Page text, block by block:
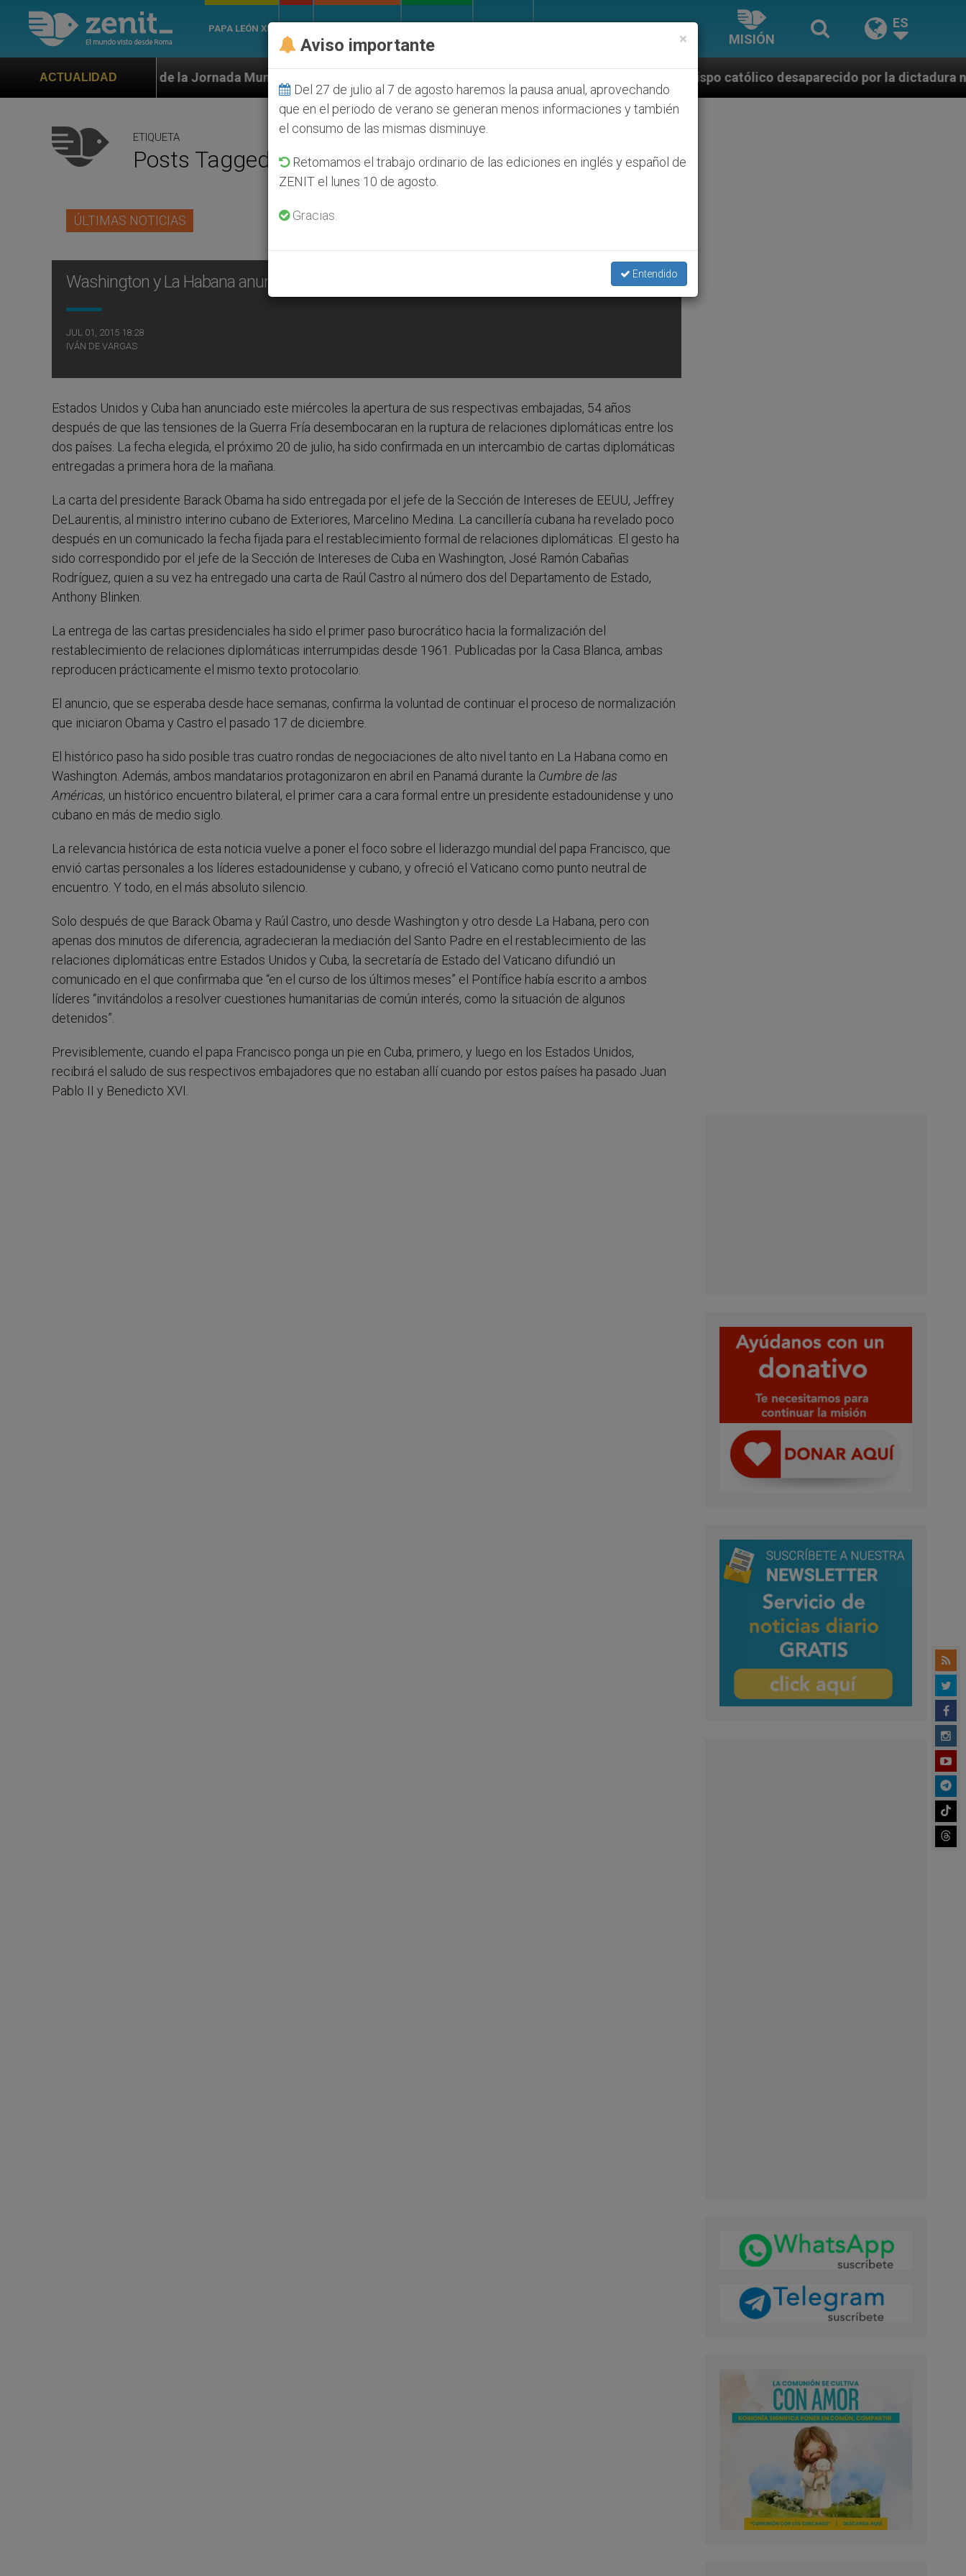
PAPA LEÓN XIV
MISIÓN
ES
ACTUALIDAD
de la Jornada Mundial de la Juventud Seúl 2027 ONU se pronuncia ante caso de obispo católico desaparecido por la dictadura nicaragüense
ETIQUETA
Posts Tagged ‘restablecimiento’
ÚLTIMAS NOTICIAS
Washington y La Habana anuncian la apertura de sus respectivas embajadas
JUL 01, 2015 18:28
IVÁN DE VARGAS
Estados Unidos y Cuba han anunciado este miércoles la apertura de sus respectivas embajadas, 54 años
después de que las tensiones de la Guerra Fría desembocaran en la ruptura de relaciones diplomáticas entre los
dos países. La fecha elegida, el próximo 20 de julio, ha sido confirmada en un intercambio de cartas diplomáticas
entregadas a primera hora de la mañana.
La carta del presidente Barack Obama ha sido entregada por el jefe de la Sección de Intereses de EEUU, Jeffrey
DeLaurentis, al ministro interino cubano de Exteriores, Marcelino Medina. La cancillería cubana ha revelado poco
después en un comunicado la fecha fijada para el restablecimiento formal de relaciones diplomáticas. El gesto ha
sido correspondido por el jefe de la Sección de Intereses de Cuba en Washington, José Ramón Cabañas
Rodríguez, quien a su vez ha entregado una carta de Raúl Castro al número dos del Departamento de Estado,
Anthony Blinken.
La entrega de las cartas presidenciales ha sido el primer paso burocrático hacia la formalización del
restablecimiento de relaciones diplomáticas interrumpidas desde 1961. Publicadas por la Casa Blanca, ambas
reproducen prácticamente el mismo texto protocolario.
El anuncio, que se esperaba desde hace semanas, confirma la voluntad de continuar el proceso de normalización
que iniciaron Obama y Castro el pasado 17 de diciembre.
El histórico paso ha sido posible tras cuatro rondas de negociaciones de alto nivel tanto en La Habana como en
Washington. Además, ambos mandatarios protagonizaron en abril en Panamá durante la Cumbre de las
Américas, un histórico encuentro bilateral, el primer cara a cara formal entre un presidente estadounidense y uno
cubano en más de medio siglo.
La relevancia histórica de esta noticia vuelve a poner el foco sobre el liderazgo mundial del papa Francisco, que
envió cartas personales a los líderes estadounidense y cubano, y ofreció el Vaticano como punto neutral de
encuentro. Y todo, en el más absoluto silencio.
Solo después de que Barack Obama y Raúl Castro, uno desde Washington y otro desde La Habana, pero con
apenas dos minutos de diferencia, agradecieran la mediación del Santo Padre en el restablecimiento de las
relaciones diplomáticas entre Estados Unidos y Cuba, la secretaría de Estado del Vaticano difundió un
comunicado en el que confirmaba que “en el curso de los últimos meses” el Pontífice había escrito a ambos
líderes “invitándolos a resolver cuestiones humanitarias de común interés, como la situación de algunos
detenidos”.
Previsiblemente, cuando el papa Francisco ponga un pie en Cuba, primero, y luego en los Estados Unidos,
recibirá el saludo de sus respectivos embajadores que no estaban allí cuando por estos países ha pasado Juan
Pablo II y Benedicto XVI.
×
Aviso importante
Del 27 de julio al 7 de agosto haremos la pausa anual, aprovechando
que en el periodo de verano se generan menos informaciones y también
el consumo de las mismas disminuye.
Retomamos el trabajo ordinario de las ediciones en inglés y español de
ZENIT el lunes 10 de agosto.
Gracias.
Entendido